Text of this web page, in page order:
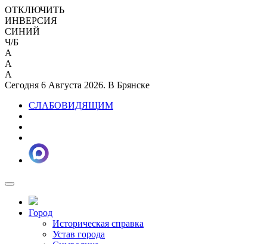
ОТКЛЮЧИТЬ
ИНВЕРСИЯ
СИНИЙ
Ч/Б
A
A
A
Сегодня 6 Августа 2026. В Брянске
СЛАБОВИДЯЩИМ
Город
Историческая справка
Устав города